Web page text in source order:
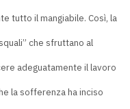
tutto il mangiabile. Così, la
che sfruttano al
adeguatamente il lavoro
la sofferenza ha inciso